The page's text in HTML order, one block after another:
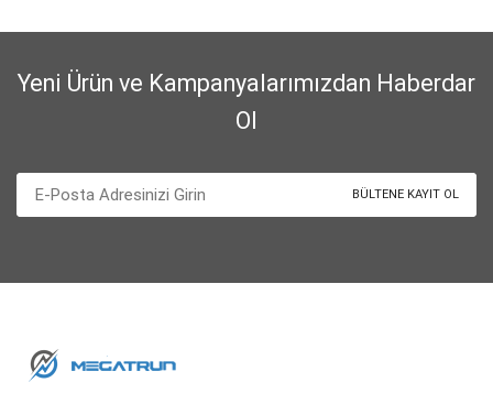
Yeni Ürün ve Kampanyalarımızdan Haberdar
Ol